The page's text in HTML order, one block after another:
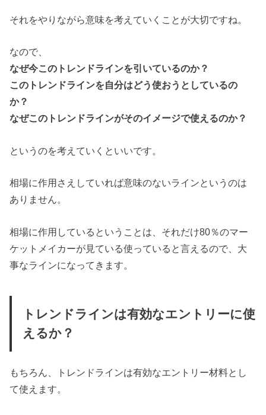
それをやりながら意味を考えていくことが大切ですね。
なので、
なぜ今このトレンドラインを引いているのか？
このトレンドラインを自分はどう使おうとしているの
か？
なぜこのトレンドラインがそのイメージで使えるのか？
というのを考えていくといいです。
相場に作用さえしていれば意味のないラインというのは
ありません。
相場に作用しているということは、それだけ80％のマー
ケットメイカーが見ている使っていると言えるので、大
事なラインになってきます。
トレンドラインは有効なエントリーに使
えるか？
もちろん、トレンドラインは有効なエントリー材料とし
て使えます。